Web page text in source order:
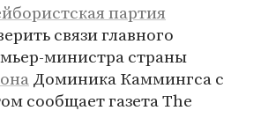
партия
связи главного
министра страны
Доминика Каммингса с
сообщает газета The